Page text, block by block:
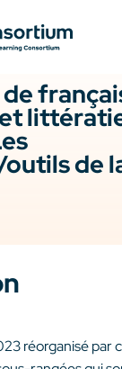
de
réorganisé par